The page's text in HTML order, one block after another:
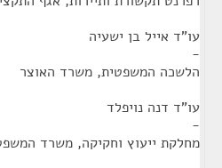
עו"ד אייל בן ישעיה
-
הלשכה המשפטית, משרד האוצר
עו"ד דנה נויפלד
-
מחלקת ייעוץ וחקיקה, משרד